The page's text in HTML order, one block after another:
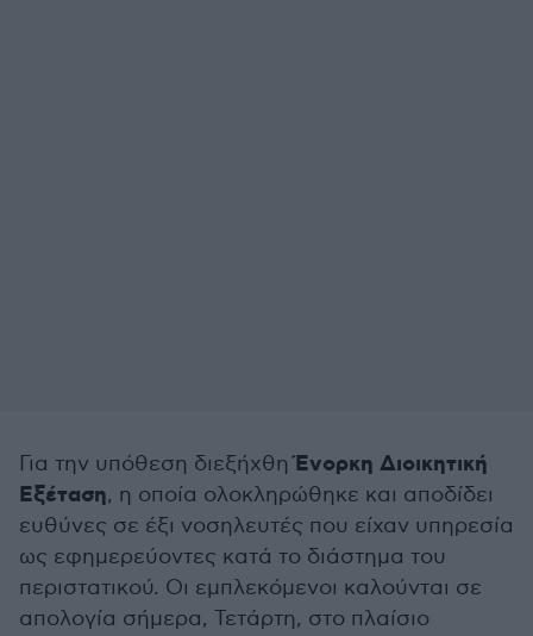
Για την υπόθεση διεξήχθηΈνορκη Διοικητική
Εξέταση, η οποία ολοκληρώθηκε και αποδίδει
ευθύνες σε έξι νοσηλευτές που είχαν υπηρεσία
ως εφημερεύοντες κατά το διάστημα του
περιστατικού. Οι εμπλεκόμενοι καλούνται σε
απολογία σήμερα, Τετάρτη, στο πλαίσιο